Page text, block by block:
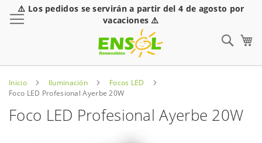
⚠️ Los pedidos se servirán a partir del 4 de agosto por
vacaciones ⚠️
Inicio Iluminación
Focos LED
Foco LED Profesional Ayerbe 20W
Foco LED Profesional Ayerbe 20W